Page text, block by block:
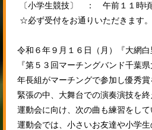
〔小学生競技〕 ： 午前１１時頃
☆必ず受付をお通りいただきます
令和６年９月１６日（月）『大網
『第５３回マーチングバンド千葉
年長組がマーチングで参加し優秀
緊張の中、大舞台での演奏演技を
運動会に向け、次の曲も練習をして
運動会では、小さいお友達や小学